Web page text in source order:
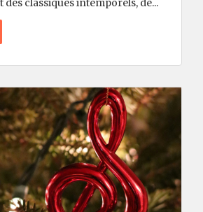
classiques intemporels, de...